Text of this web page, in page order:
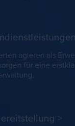
agieren als
für eine
>